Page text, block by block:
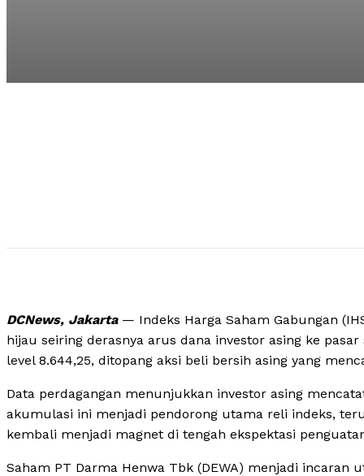
DCNews, Jakarta — Indeks Harga Saham Gabungan
hijau seiring derasnya arus dana investor asing ke
level 8.644,25, ditopang aksi beli bersih asing yang
Data perdagangan menunjukkan investor asing
akumulasi ini menjadi pendorong utama reli indeks,
kembali menjadi magnet di tengah ekspektasi
Saham PT Darma Henwa Tbk (DEWA) menjadi